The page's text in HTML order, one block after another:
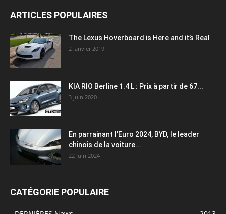
ARTICLES POPULAIRES
The Lexus Hoverboard is Here and it’s Real
2 janvier 2019
KIA RIO Berline 1.4 L : Prix à partir de 67...
3 juin 2020
En parrainant l’Euro 2024, BYD, le leader
chinois de la voiture...
22 juin 2024
CATÉGORIE POPULAIRE